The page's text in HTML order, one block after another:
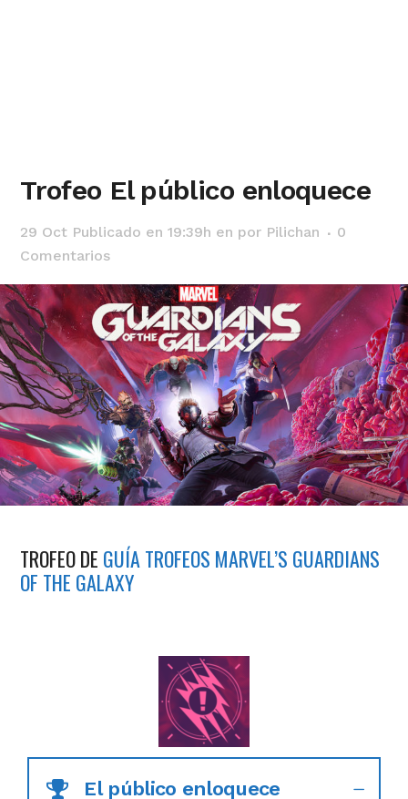
Trofeo El público enloquece
29 Oct Publicado en 19:39h en por Pilichan
0
Comentarios
TROFEO DE GUÍA TROFEOS MARVEL’S GUARDIANS
OF THE GALAXY
El público enloquece